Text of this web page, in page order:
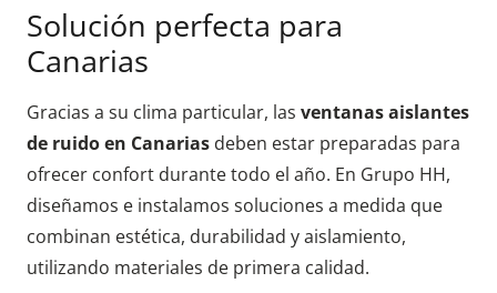
Solución perfecta para
Canarias
Gracias a su clima particular, las ventanas aislantes
de ruido en Canarias deben estar preparadas para
ofrecer confort durante todo el año. En Grupo HH,
diseñamos e instalamos soluciones a medida que
combinan estética, durabilidad y aislamiento,
utilizando materiales de primera calidad.